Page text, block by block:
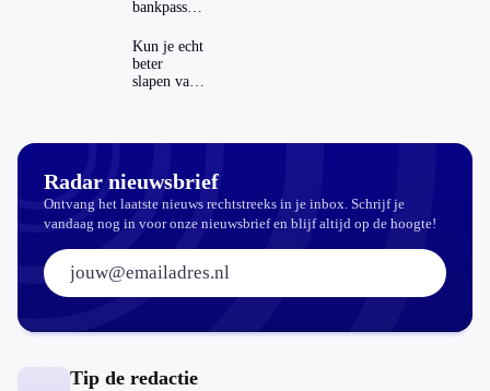
buitenland
bankpassen
ING-app:
is dat wel
veilig?
Kun je echt
beter
slapen van
Radar nieuwsbrief
Ontvang het laatste nieuws rechtstreeks in je inbox. Schrijf je
vandaag nog in voor onze nieuwsbrief en blijf altijd op de hoogte!
E-mailadres:
Tip de redactie